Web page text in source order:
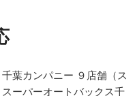
葉カンパニー ９店舗（ス
ーパーオートバックス千